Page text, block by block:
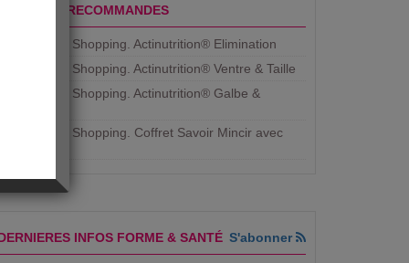
PRODUITS RECOMMANDES
Aujourdhui Shopping. Actinutrition® Elimination
Aujourdhui Shopping. Actinutrition® Ventre & Taille
Aujourdhui Shopping. Actinutrition® Galbe &
Aujourdhui Shopping. ​Coffret Savoir Mincir avec
INFOS FORME & SANTÉ S'abonner